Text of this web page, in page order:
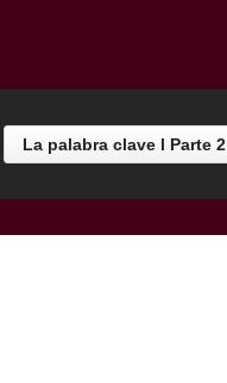
La palabra clave l Parte 2